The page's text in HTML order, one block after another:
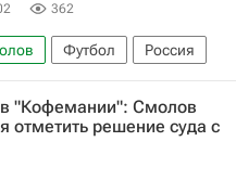
362
Футбол
Россия
Павел Пивоваров
"Кофемании": Смолов
отметить решение суда с